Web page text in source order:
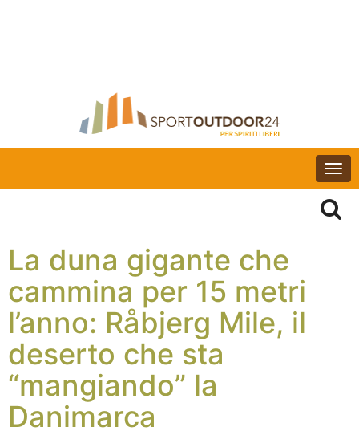
La duna gigante che
cammina per 15 metri
l’anno: Råbjerg Mile, il
deserto che sta
“mangiando” la
Danimarca